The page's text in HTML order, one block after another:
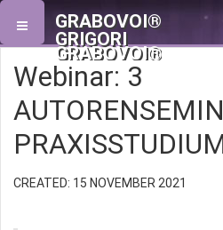
GRABOVOI®
GRIGORI
GRABOVOI®
Webinar: 3
CREATED: 15 NOVEMBER 2021